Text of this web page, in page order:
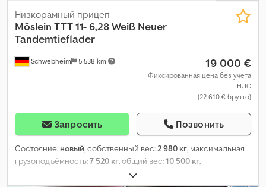
Schwebheim 5 538 km
Низкорамный прицеп
Möslein TTT 11- 6,28 Weiß Neuer
Tandemtieflader
19 000 €
Фиксированная цена без учета
НДС
(22 610 € брутто)
Запросить Позвонить
Состояние: новый, собственный вес:2 980 кг, максимальная
грузоподъёмность:7 520 кг, общий вес:10 500 кг,
, длина грузового отсека: